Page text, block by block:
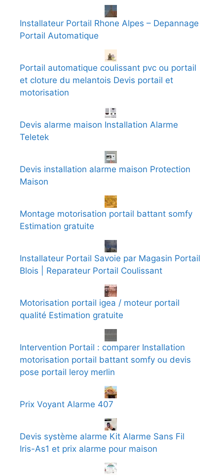
Installateur Portail Rhone Alpes – Depannage
Portail Automatique
Portail automatique coulissant pvc ou portail
et cloture du melantois Devis portail et
motorisation
Devis alarme maison Installation Alarme
Teletek
Devis installation alarme maison Protection
Maison
Montage motorisation portail battant somfy
Estimation gratuite
Installateur Portail Savoie par Magasin Portail
Blois | Reparateur Portail Coulissant
Motorisation portail igea / moteur portail
qualité Estimation gratuite
Intervention Portail : comparer Installation
motorisation portail battant somfy ou devis
pose portail leroy merlin
Prix Voyant Alarme 407
Devis système alarme Kit Alarme Sans Fil
Iris-As1 et prix alarme pour maison